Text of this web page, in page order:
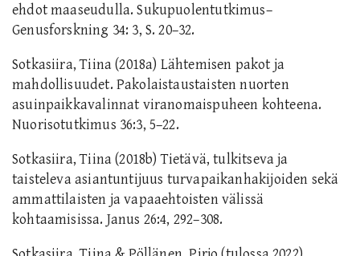
ehdot maaseudulla. Sukupuolentutkimus–
Genusforskning 34: 3, S. 20–32.
Sotkasiira, Tiina (2018a) Lähtemisen pakot ja
mahdollisuudet. Pakolaistaustaisten nuorten
asuinpaikkavalinnat viranomaispuheen kohteena.
Nuorisotutkimus 36:3, 5–22.
Sotkasiira, Tiina (2018b) Tietävä, tulkitseva ja
taisteleva asiantuntijuus turvapaikanhakijoiden sekä
ammattilaisten ja vapaaehtoisten välissä
kohtaamisissa. Janus 26:4, 292–308.